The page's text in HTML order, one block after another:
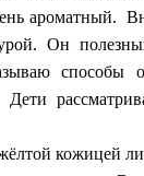
ароматный.
Он
способы
кожицей